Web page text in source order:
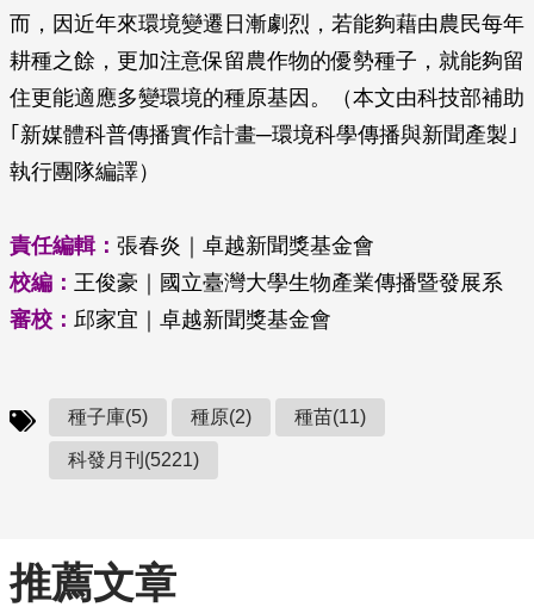
而，因近年來環境變遷日漸劇烈，若能夠藉由農民每年
耕種之餘，更加注意保留農作物的優勢種子，就能夠留
住更能適應多變環境的種原基因。（本文由科技部補助
｢新媒體科普傳播實作計畫─環境科學傳播與新聞產製｣
執行團隊編譯）
責任編輯： 張春炎｜卓越新聞獎基金會
校編： 王俊豪｜國立臺灣大學生物產業傳播暨發展系
審校： 邱家宜｜卓越新聞獎基金會
種子庫(5) 種原(2) 種苗(11)
科發月刊(5221)
推薦文章